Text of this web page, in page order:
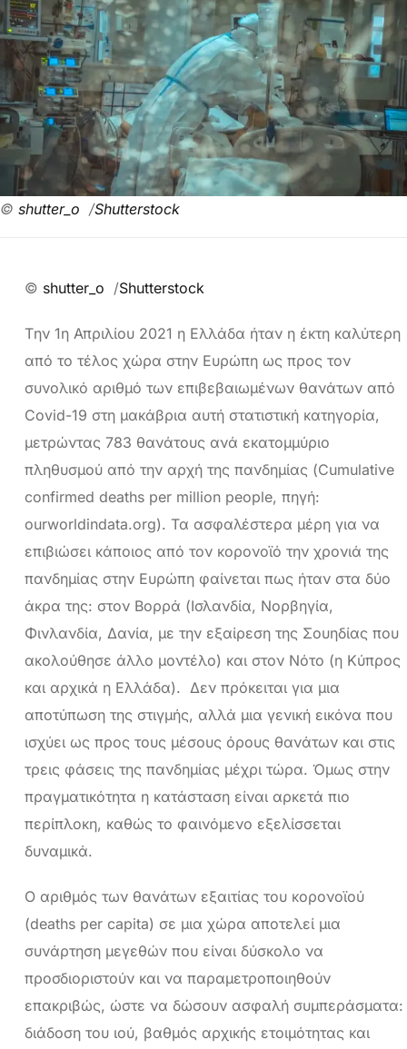
© shutter_o /Shutterstock
© shutter_o /Shutterstock
Tην 1η Απριλίου 2021 η Ελλάδα ήταν η έκτη καλύτερη
από το τέλος χώρα στην Ευρώπη ως προς τον
συνολικό αριθμό των επιβεβαιωμένων θανάτων από
Covid-19 στη μακάβρια αυτή στατιστική κατηγορία,
μετρώντας 783 θανάτους ανά εκατομμύριο
πληθυσμού από την αρχή της πανδημίας (Cumulative
confirmed deaths per million people, πηγή:
ourworldindata.org). Τα ασφαλέστερα μέρη για να
επιβιώσει κάποιος από τον κορονοϊό την χρονιά της
πανδημίας στην Ευρώπη φαίνεται πως ήταν στα δύο
άκρα της: στον Βορρά (Ισλανδία, Νορβηγία,
Φινλανδία, Δανία, με την εξαίρεση της Σουηδίας που
ακολούθησε άλλο μοντέλο) και στον Νότο (η Κύπρος
και αρχικά η Ελλάδα). Δεν πρόκειται για μια
αποτύπωση της στιγμής, αλλά μια γενική εικόνα που
ισχύει ως προς τους μέσους όρους θανάτων και στις
τρεις φάσεις της πανδημίας μέχρι τώρα. Όμως στην
πραγματικότητα η κατάσταση είναι αρκετά πιο
περίπλοκη, καθώς το φαινόμενο εξελίσσεται
δυναμικά.
Ο αριθμός των θανάτων εξαιτίας του κορονοϊού
(deaths per capita) σε μια χώρα αποτελεί μια
συνάρτηση μεγεθών που είναι δύσκολο να
προσδιοριστούν και να παραμετροποιηθούν
επακριβώς, ώστε να δώσουν ασφαλή συμπεράσματα:
διάδοση του ιού, βαθμός αρχικής ετοιμότητας και